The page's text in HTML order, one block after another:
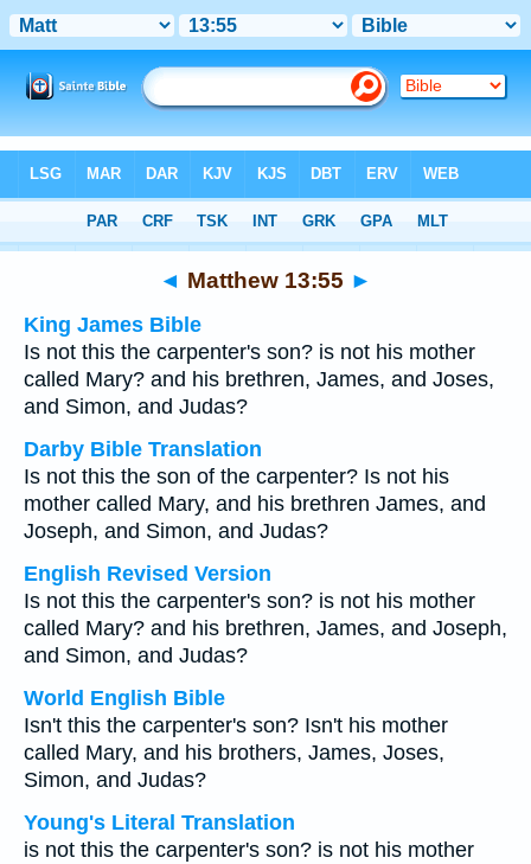
> Matthew 13:55
◄ Matthew 13:55 ►
King James Bible
Is not this the carpenter's son? is not his mother
called Mary? and his brethren, James, and Joses,
and Simon, and Judas?
Darby Bible Translation
Is not this the son of the carpenter? Is not his
mother called Mary, and his brethren James, and
Joseph, and Simon, and Judas?
English Revised Version
Is not this the carpenter's son? is not his mother
called Mary? and his brethren, James, and Joseph,
and Simon, and Judas?
World English Bible
Isn't this the carpenter's son? Isn't his mother
called Mary, and his brothers, James, Joses,
Simon, and Judas?
Young's Literal Translation
is not this the carpenter's son? is not his mother